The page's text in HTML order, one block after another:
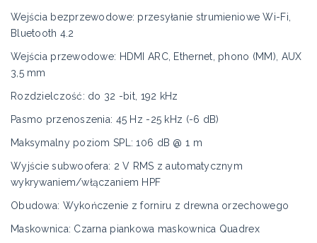
Wejścia bezprzewodowe: przesyłanie strumieniowe Wi-Fi,
Bluetooth 4.2
Wejścia przewodowe: HDMI ARC, Ethernet, phono (MM), AUX
3,5 mm
Rozdzielczość: do 32 -bit, 192 kHz
Pasmo przenoszenia: 45 Hz -25 kHz (-6 dB)
Maksymalny poziom SPL: 106 dB @ 1 m
Wyjście subwoofera: 2 V RMS z automatycznym
wykrywaniem/włączaniem HPF
Obudowa: Wykończenie z forniru z drewna orzechowego
Maskownica: Czarna piankowa maskownica Quadrex